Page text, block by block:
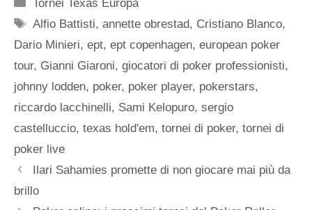
Tornei Texas Europa
Tag
Alfio Battisti,annette obrestad, Cristiano Blanco,
Dario Minieri, ept, ept copenhagen, european poker
tour, Gianni Giaroni, giocatori di poker professionisti,
johnny lodden, poker, poker player, pokerstars,
riccardo lacchinelli, Sami Kelopuro, sergio
castelluccio, texas hold'em, tornei di poker, tornei di
poker live
Ilari Sahamies promette di non giocare mai più da
brillo